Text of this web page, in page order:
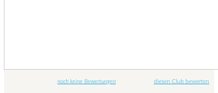
noch keine Bewertungen diesen Club bewerten